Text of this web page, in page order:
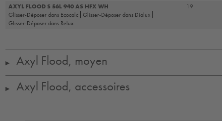
AXYL FLOOD S 56L 940 AS HFX WH
Glisser-Déposer dans Ecocalc Glisser-Déposer dans Dialux
Glisser-Déposer dans Relux
19
▶ Axyl Flood, moyen
▶ Axyl Flood, accessoires